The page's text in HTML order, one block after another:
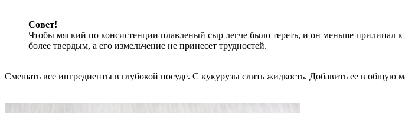
Совет!
Чтобы мягкий по консистенции плавленый сыр легче было тереть, и он меньше прилипал
более твердым, а его измельчение не принесет трудностей.
Смешать все ингредиенты в глубокой посуде. С кукурузы слить жидкость. Добавить ее в общую